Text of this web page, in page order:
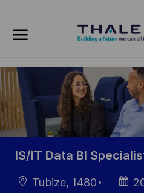
-
IS/IT Data BI
localisation
Tubize, 1480
Date